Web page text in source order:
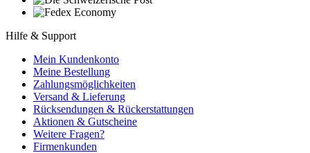
Hilfe & Support
Mein Kundenkonto
Meine Bestellung
Zahlungsmöglichkeiten
Versand & Lieferung
Rücksendungen & Rückerstattungen
Aktionen & Gutscheine
Weitere Fragen?
Firmenkunden